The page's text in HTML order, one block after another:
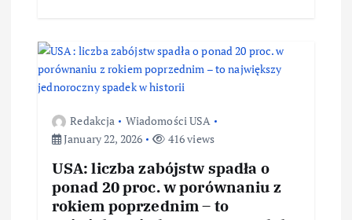
Redakcja
Wiadomości USA
January 22, 2026
416 views
USA: liczba zabójstw spadła o
ponad 20 proc. w porównaniu z
rokiem poprzednim – to